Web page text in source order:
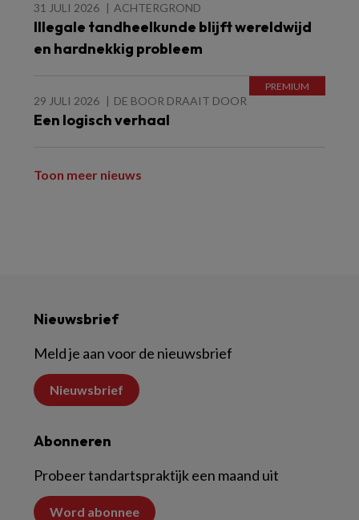
31 JULI 2026 ACHTERGROND
Illegale tandheelkunde blijft wereldwijd
en hardnekkig probleem
29 JULI 2026 DE BOOR DRAAIT DOOR
Een logisch verhaal
Toon meer nieuws
Nieuwsbrief
Meld je aan voor de nieuwsbrief
Nieuwsbrief
Abonneren
Probeer tandartspraktijk een maand uit
Word abonnee